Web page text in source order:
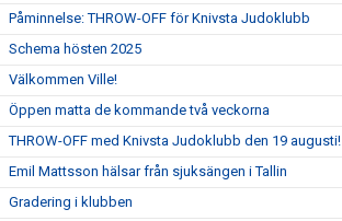
Påminnelse: THROW-OFF för Knivsta Judoklubb
Schema hösten 2025
Välkommen Ville!
Öppen matta de kommande två veckorna
THROW-OFF med Knivsta Judoklubb den 19 augusti!
Emil Mattsson hälsar från sjuksängen i Tallin
Gradering i klubben